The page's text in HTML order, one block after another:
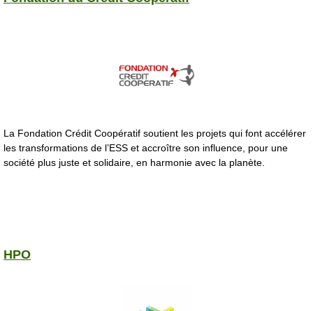
La Fondation Crédit Coopératif soutient les projets qui font accélérer
les transformations de l’ESS et accroître son influence, pour une
société plus juste et solidaire, en harmonie avec la planète.
HPO